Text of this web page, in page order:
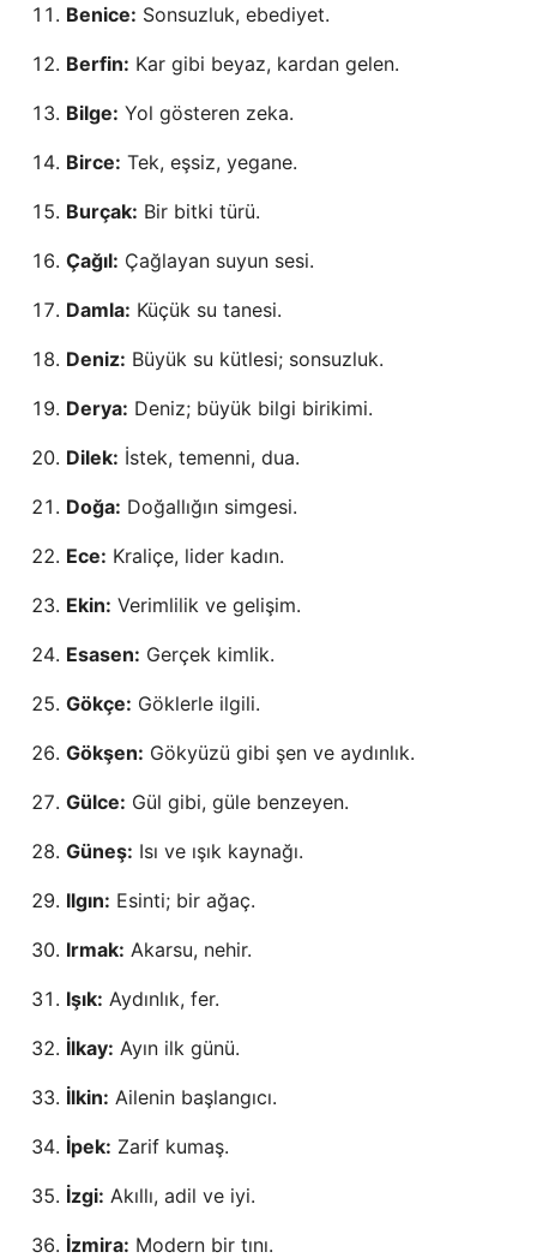
Benice: Sonsuzluk, ebediyet.
Berfin: Kar gibi beyaz, kardan gelen.
Bilge: Yol gösteren zeka.
Birce: Tek, eşsiz, yegane.
Burçak: Bir bitki türü.
Çağıl: Çağlayan suyun sesi.
Damla: Küçük su tanesi.
Deniz: Büyük su kütlesi; sonsuzluk.
Derya: Deniz; büyük bilgi birikimi.
Dilek: İstek, temenni, dua.
Doğa: Doğallığın simgesi.
Ece: Kraliçe, lider kadın.
Ekin: Verimlilik ve gelişim.
Esasen: Gerçek kimlik.
Gökçe: Göklerle ilgili.
Gökşen: Gökyüzü gibi şen ve aydınlık.
Gülce: Gül gibi, güle benzeyen.
Güneş: Isı ve ışık kaynağı.
Ilgın: Esinti; bir ağaç.
Irmak: Akarsu, nehir.
Işık: Aydınlık, fer.
İlkay: Ayın ilk günü.
İlkin: Ailenin başlangıcı.
İpek: Zarif kumaş.
İzgi: Akıllı, adil ve iyi.
İzmira: Modern bir tını.